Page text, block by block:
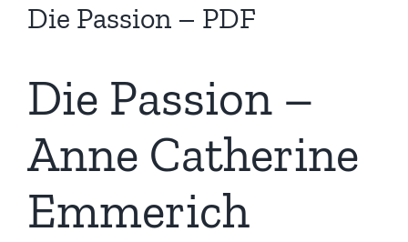
Die Passion – PDF
Die Passion –
Anne Catherine
Emmerich